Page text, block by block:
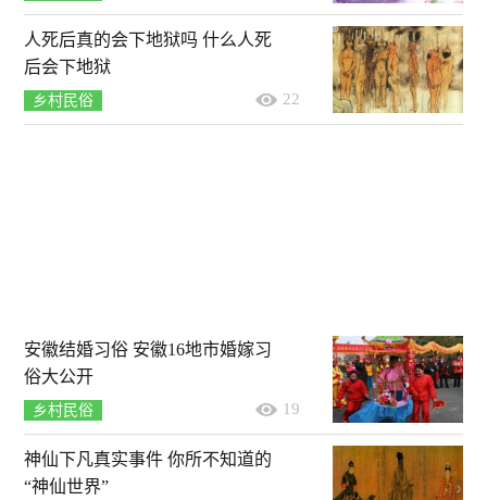
人死后真的会下地狱吗 什么人死
后会下地狱
乡村民俗 22
安徽结婚习俗 安徽16地市婚嫁习
俗大公开
乡村民俗 19
神仙下凡真实事件 你所不知道的
“神仙世界”